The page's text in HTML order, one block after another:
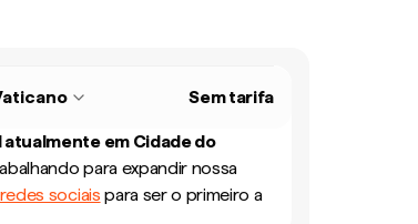
Sem tarifa
atualmente em Cidade do
para expandir nossa
sociais para ser o primeiro a